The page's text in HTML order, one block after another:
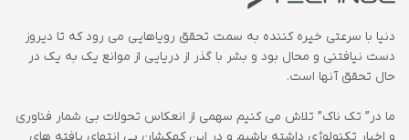
دنیا با سرعتی خیره کننده به سمت تحقق رویاهایی می رود که تا دیروز
دست نیافتنی و محال بود و بشر با گذر از دریایی از موانع یک به یک در
حال تحقق آنها است.
ما در” تک ناک” تلاش می کنیم سهمی از انعکاس تحولات بی شمار فناوری